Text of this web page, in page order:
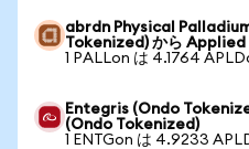
abrdn Physical
Tokenized) から
1 PALLon は 4.1764
Entegris (Ondo
(Ondo Tokenized)
1 ENTGon は 4.9233